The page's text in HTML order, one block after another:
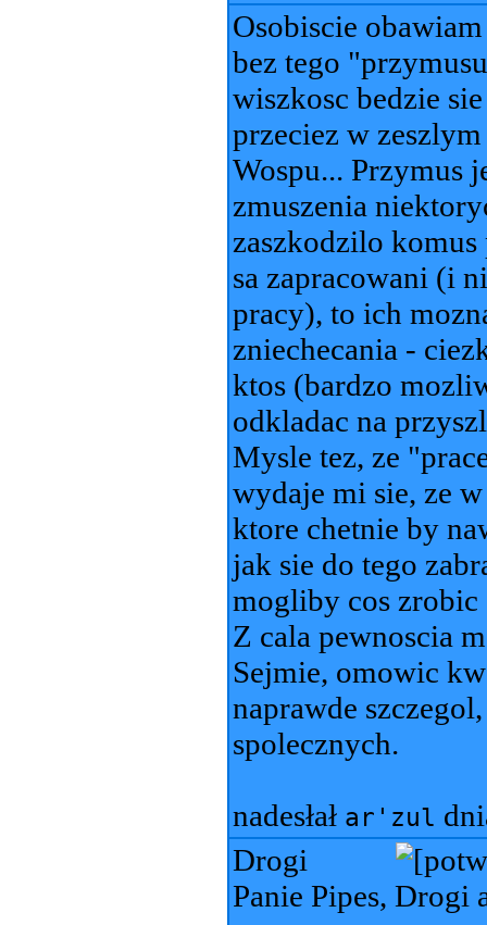
Osobiscie
bez tego
wiszkosc bedzie
przeciez w
Wospu... Przymus
zmuszenia
zaszkodzilo
sa zapracowani (i
pracy), to ich
zniechecania -
ktos (bardzo
odkladac na
Mysle tez, ze
wydaje mi sie, ze
ktore chetnie by
jak sie do tego
mogliby cos
Z cala pewnoscia
Sejmie, omowic
naprawde
spolecznych.
nadesłał ar'zul
Drogi
Panie Pipes, Drogi